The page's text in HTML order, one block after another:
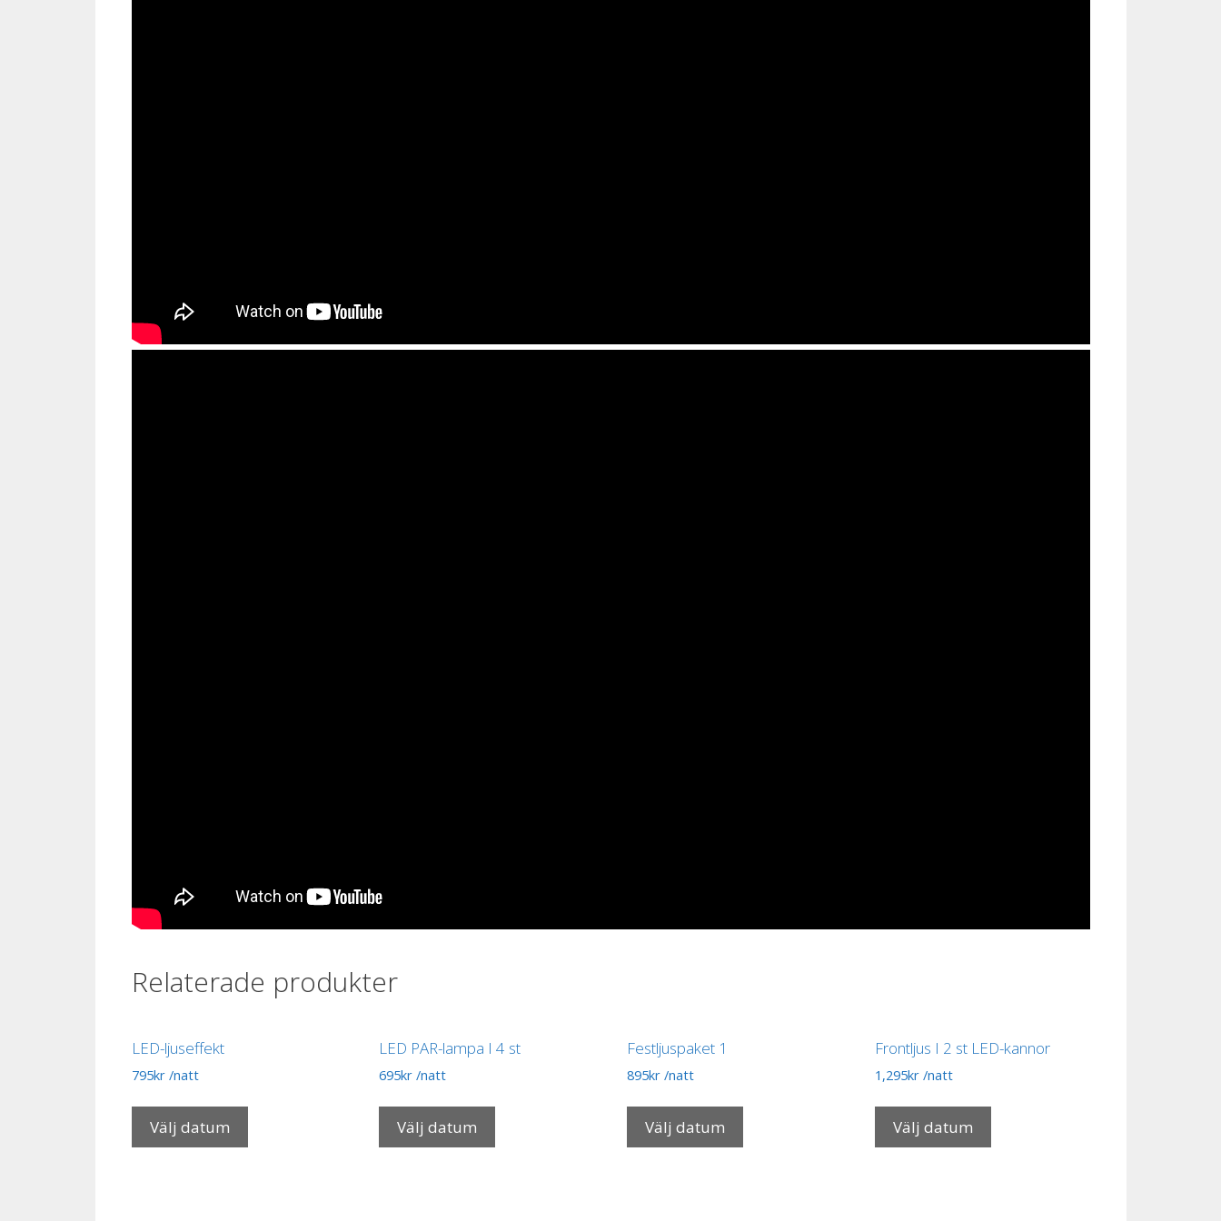
Relaterade produkter
LED-ljuseffekt
795kr/natt
Välj datum
LED PAR-lampa I 4 st
695kr /natt
Välj datum
Festljuspaket 1
895kr/natt
Välj datum
Frontljus I 2 st LED-kannor
1,295kr/natt
Välj datum